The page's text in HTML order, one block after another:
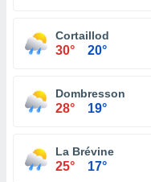
Cortaillod
30° 20°
Dombresson
28° 19°
La Brévine
25° 17°